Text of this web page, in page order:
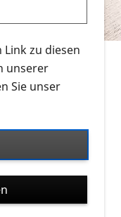
zum
Website
an.
Infomaterial
ausschließlich
oder Videos zu
werden in
zur
Variante
zu diesen
unserer
Sie unser